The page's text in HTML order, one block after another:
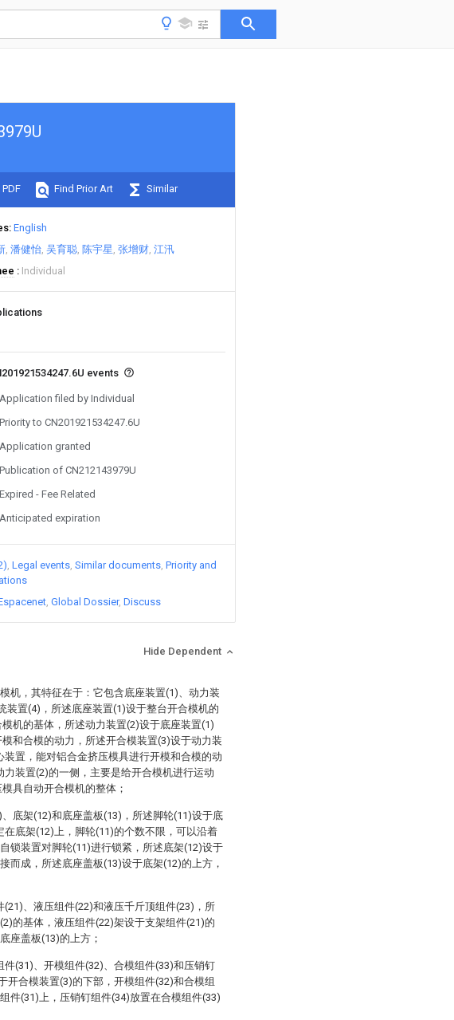
Find Prior Art Similar
English
潘健怡 吴育聪 陈宇星 张增财 江汛
Individual
events
Application filed by Individual
Priority to CN201921534247.6U
Application granted
Publication of CN212143979U
Expired - Fee Related
Anticipated expiration
Legal events Similar documents Priority and
Global Dossier Discuss
Hide Dependent
机，其特征在于：它包含底座装置(1)、动力装
装置(4)，所述底座装置(1)设于整台开合模机的
机的基体，所述动力装置(2)设于底座装置(1)
和合模的动力，所述开合模装置(3)设于动力装
置，能对铝合金挤压模具进行开模和合模的动
装置(2)的一侧，主要是给开合模机进行运动
具自动开合模机的整体；
底架(12)和底座盖板(13)，所述脚轮(11)设于底
底架(12)上，脚轮(11)的个数不限，可以沿着
锁装置对脚轮(11)进行锁紧，所述底架(12)设于
而成，所述底座盖板(13)设于底架(12)的上方，
、液压组件(22)和液压千斤顶组件(23)，所
的基体，液压组件(22)架设于支架组件(21)的
座盖板(13)的上方；
(31)、开模组件(32)、合模组件(33)和压销钉
开合模装置(3)的下部，开模组件(32)和合模组
件(31)上，压销钉组件(34)放置在合模组件(33)